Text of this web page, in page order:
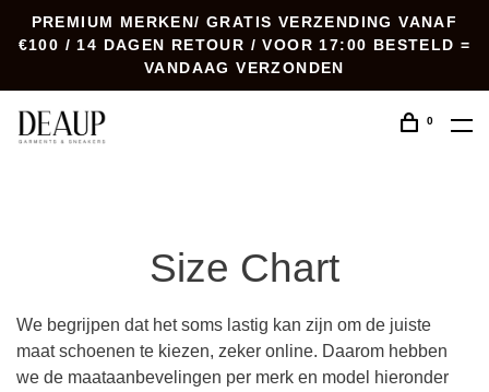
PREMIUM MERKEN/ GRATIS VERZENDING VANAF
€100 / 14 DAGEN RETOUR / VOOR 17:00 BESTELD =
VANDAAG VERZONDEN
0
Size Chart
We begrijpen dat het soms lastig kan zijn om de juiste
maat schoenen te kiezen, zeker online. Daarom hebben
we de maataanbevelingen per merk en model hieronder